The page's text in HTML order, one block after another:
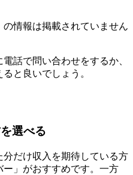
情報は掲載されていません
話で問い合わせをするか、
と良いでしょう。
選べる
だけ収入を期待している方
」がおすすめです。一方